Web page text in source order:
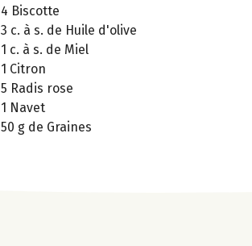
4 Biscotte
3 c. à s. de Huile d'olive
1 c. à s. de Miel
1 Citron
5 Radis rose
1 Navet
50 g de Graines